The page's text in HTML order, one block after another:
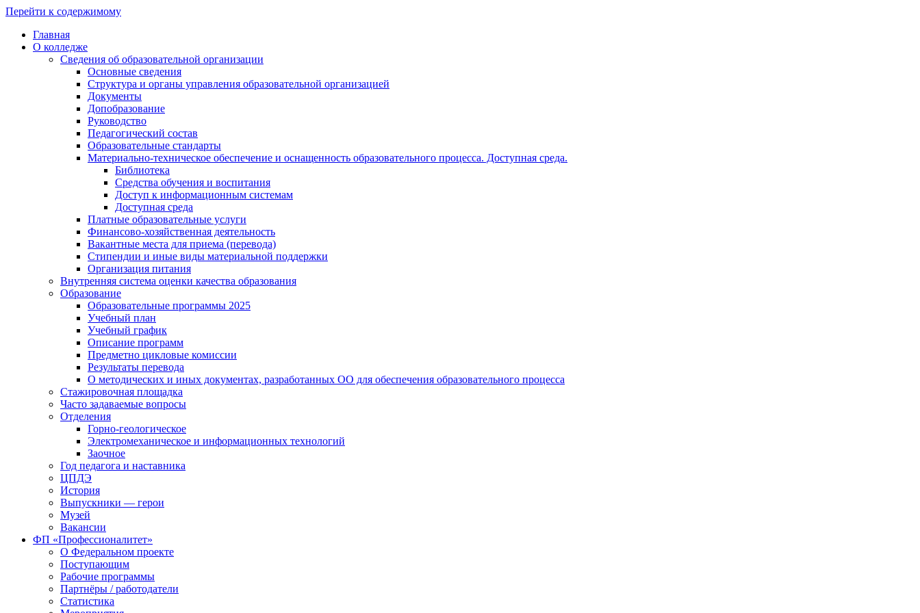
Перейти к содержимому
Главная
О колледже
Сведения об образовательной организации
Основные сведения
Структура и органы управления образовательной организацией
Документы
Допобразование
Руководство
Педагогический состав
Образовательные стандарты
Материально-техническое обеспечение и оснащенность образовательного процесса. Доступная среда.
Библиотека
Средства обучения и воспитания
Доступ к информационным системам
Доступная среда
Платные образовательные услуги
Финансово-хозяйственная деятельность
Вакантные места для приема (перевода)
Стипендии и иные виды материальной поддержки
Организация питания
Внутренняя система оценки качества образования
Образование
Образовательные программы 2025
Учебный план
Учебный график
Описание программ
Предметно цикловые комиссии
Результаты перевода
О методических и иных документах, разработанных ОО для обеспечения образовательного процесса
Стажировочная площадка
Часто задаваемые вопросы
Отделения
Горно-геологическое
Электромеханическое и информационных технологий
Заочное
Год педагога и наставника
ЦПДЭ
История
Выпускники — герои
Музей
Вакансии
ФП «Профессионалитет»
О Федеральном проекте
Поступающим
Рабочие программы
Партнёры / работодатели
Статистика